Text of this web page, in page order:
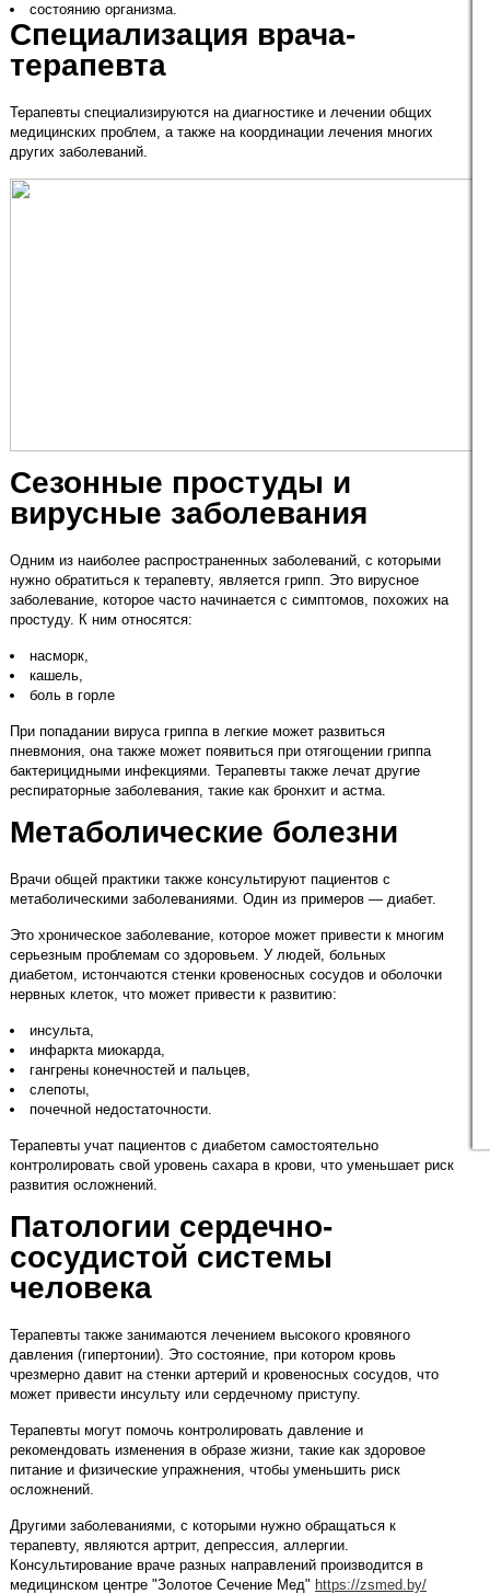
состоянию организма.
Специализация врача-
терапевта
Терапевты специализируются на диагностике и лечении общих
медицинских проблем, а также на координации лечения многих
других заболеваний.
Сезонные простуды и
вирусные заболевания
Одним из наиболее распространенных заболеваний, с которыми
нужно обратиться к терапевту, является грипп. Это вирусное
заболевание, которое часто начинается с симптомов, похожих на
простуду. К ним относятся:
насморк,
кашель,
боль в горле
При попадании вируса гриппа в легкие может развиться
пневмония, она также может появиться при отягощении гриппа
бактерицидными инфекциями. Терапевты также лечат другие
респираторные заболевания, такие как бронхит и астма.
Метаболические болезни
Врачи общей практики также консультируют пациентов с
метаболическими заболеваниями. Один из примеров — диабет.
Это хроническое заболевание, которое может привести к многим
серьезным проблемам со здоровьем. У людей, больных
диабетом, истончаются стенки кровеносных сосудов и оболочки
нервных клеток, что может привести к развитию:
инсульта,
инфаркта миокарда,
гангрены конечностей и пальцев,
слепоты,
почечной недостаточности.
Терапевты учат пациентов с диабетом самостоятельно
контролировать свой уровень сахара в крови, что уменьшает риск
развития осложнений.
Патологии сердечно-
сосудистой системы
человека
Терапевты также занимаются лечением высокого кровяного
давления (гипертонии). Это состояние, при котором кровь
чрезмерно давит на стенки артерий и кровеносных сосудов, что
может привести инсульту или сердечному приступу.
Терапевты могут помочь контролировать давление и
рекомендовать изменения в образе жизни, такие как здоровое
питание и физические упражнения, чтобы уменьшить риск
осложнений.
Другими заболеваниями, с которыми нужно обращаться к
терапевту, являются артрит, депрессия, аллергии.
Консультирование враче разных направлений производится в
медицинском центре "Золотое Сечение Мед" https://zsmed.by/